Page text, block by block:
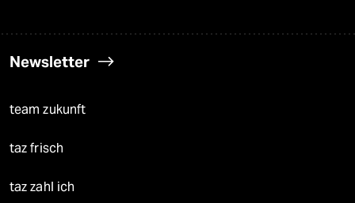
Newsletter
team zukunft
taz frisch
taz zahl ich